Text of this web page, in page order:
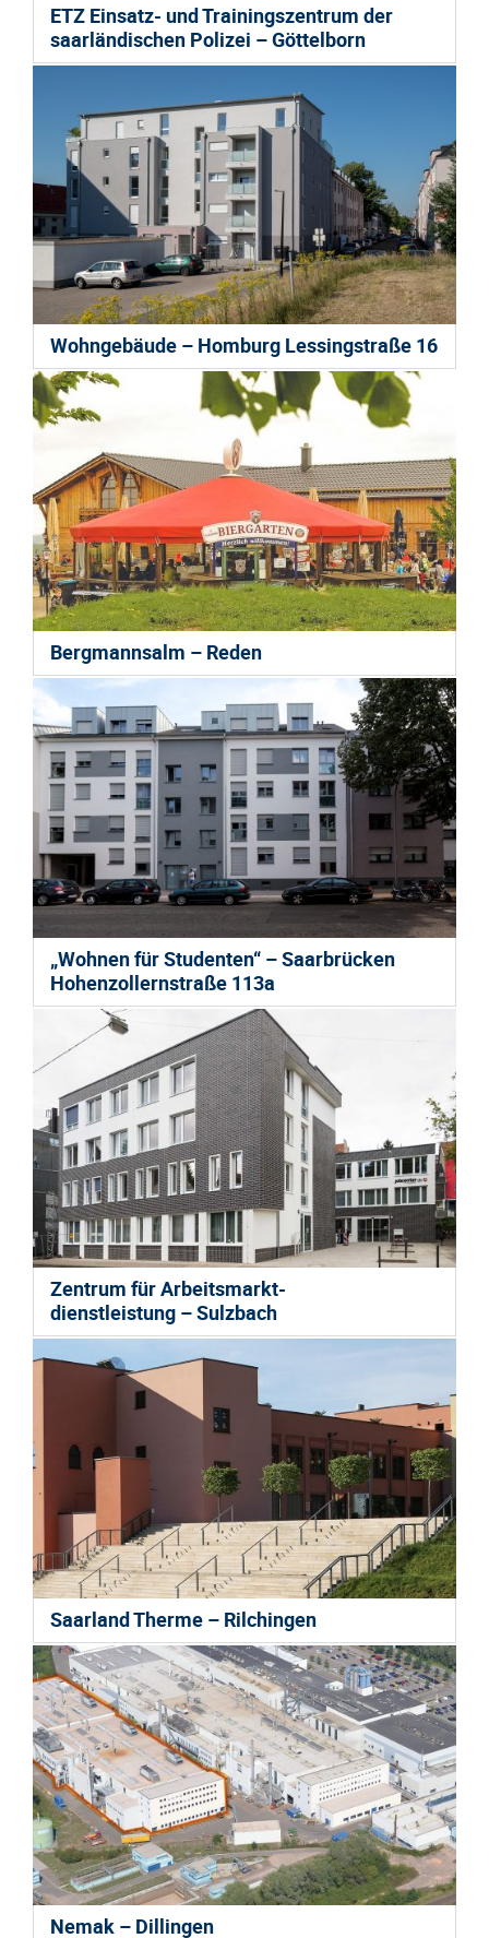
ETZ Einsatz- und Trainingszentrum der
saarländischen Polizei – Göttelborn
Wohngebäude – Homburg Lessingstraße 16
Bergmannsalm – Reden
„Wohnen für Studenten“ – Saarbrücken
Hohenzollernstraße 113a
Zentrum für Arbeitsmarkt-
dienstleistung – Sulzbach
Saarland Therme – Rilchingen
Nemak – Dillingen